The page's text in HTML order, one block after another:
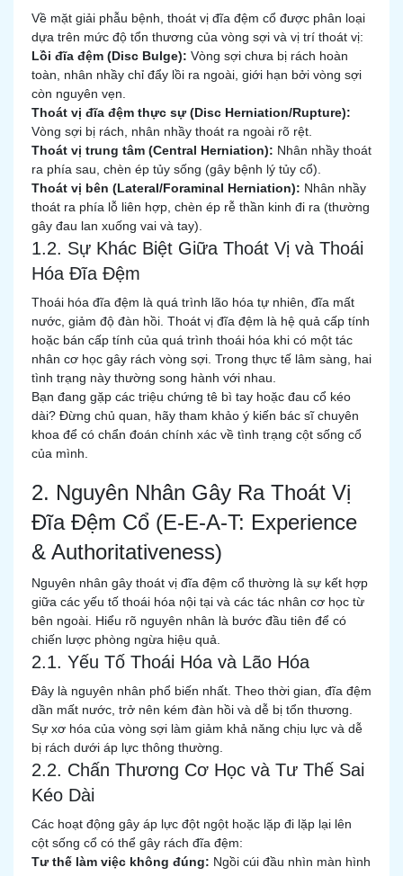
Về mặt giải phẫu bệnh, thoát vị đĩa đệm cổ được phân loại
dựa trên mức độ tổn thương của vòng sợi và vị trí thoát vị:
Lồi đĩa đệm (Disc Bulge): Vòng sợi chưa bị rách hoàn
toàn, nhân nhầy chỉ đẩy lồi ra ngoài, giới hạn bởi vòng sợi
còn nguyên vẹn.
Thoát vị đĩa đệm thực sự (Disc Herniation/Rupture):
Vòng sợi bị rách, nhân nhầy thoát ra ngoài rõ rệt.
Thoát vị trung tâm (Central Herniation): Nhân nhầy thoát
ra phía sau, chèn ép tủy sống (gây bệnh lý tủy cổ).
Thoát vị bên (Lateral/Foraminal Herniation): Nhân nhầy
thoát ra phía lỗ liên hợp, chèn ép rễ thần kinh đi ra (thường
gây đau lan xuống vai và tay).
1.2. Sự Khác Biệt Giữa Thoát Vị và Thoái
Hóa Đĩa Đệm
Thoái hóa đĩa đệm là quá trình lão hóa tự nhiên, đĩa mất
nước, giảm độ đàn hồi. Thoát vị đĩa đệm là hệ quả cấp tính
hoặc bán cấp tính của quá trình thoái hóa khi có một tác
nhân cơ học gây rách vòng sợi. Trong thực tế lâm sàng, hai
tình trạng này thường song hành với nhau.
Bạn đang gặp các triệu chứng tê bì tay hoặc đau cổ kéo
dài? Đừng chủ quan, hãy tham khảo ý kiến bác sĩ chuyên
khoa để có chẩn đoán chính xác về tình trạng cột sống cổ
của mình.
2. Nguyên Nhân Gây Ra Thoát Vị
Đĩa Đệm Cổ (E-E-A-T: Experience
& Authoritativeness)
Nguyên nhân gây thoát vị đĩa đệm cổ thường là sự kết hợp
giữa các yếu tố thoái hóa nội tại và các tác nhân cơ học từ
bên ngoài. Hiểu rõ nguyên nhân là bước đầu tiên để có
chiến lược phòng ngừa hiệu quả.
2.1. Yếu Tố Thoái Hóa và Lão Hóa
Đây là nguyên nhân phổ biến nhất. Theo thời gian, đĩa đệm
dần mất nước, trở nên kém đàn hồi và dễ bị tổn thương.
Sự xơ hóa của vòng sợi làm giảm khả năng chịu lực và dễ
bị rách dưới áp lực thông thường.
2.2. Chấn Thương Cơ Học và Tư Thế Sai
Kéo Dài
Các hoạt động gây áp lực đột ngột hoặc lặp đi lặp lại lên
cột sống cổ có thể gây rách đĩa đệm:
Tư thế làm việc không đúng: Ngồi cúi đầu nhìn màn hình